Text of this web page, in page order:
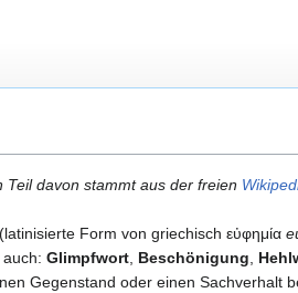
davon stammt aus der freien
(latinisierte Form von griechisch εὐφημία
auch: Glimpfwort, Beschönigung,
Gegenstand oder einen Sachverhalt